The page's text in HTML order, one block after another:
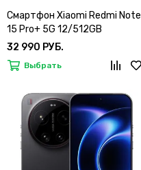
Смартфон Xiaomi Redmi Note
15 Pro+ 5G 12/512GB
32 990 РУБ.
Выбрать